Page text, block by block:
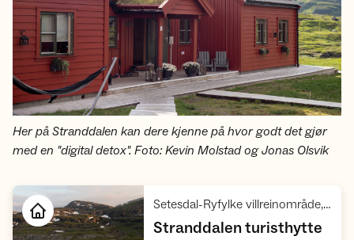
Her på Stranddalen kan dere kjenne på hvor godt det gjør
med en "digital detox". Foto: Kevin Molstad og Jonas Olsvik
Setesdal-Ryfylke villreinområde, Ryfylke
Stranddalen turisthytte